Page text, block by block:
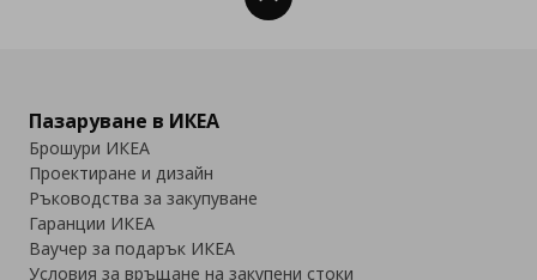
Пазаруване в ИКЕА
Брошури ИКЕА
Проектиране и дизайн
Ръководства за закупуване
Гаранции ИКЕА
Ваучер за подарък ИКЕА
Условия за връщане на закупени стоки